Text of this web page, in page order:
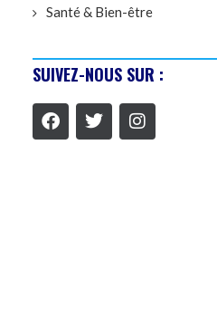
Santé & Bien-être
SUIVEZ-NOUS SUR :